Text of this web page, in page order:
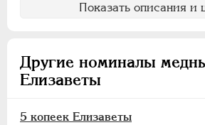
Показать описания и
Другие номиналы
Елизаветы
5 копеек Елизаветы